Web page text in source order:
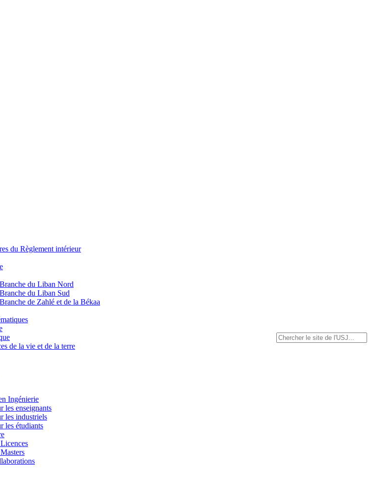
du Règlement intérieur
du Liban Nord
du Liban Sud
de Zahlé et de la Békaa
de la vie et de la terre
Ingénierie
les enseignants
les industriels
les étudiants